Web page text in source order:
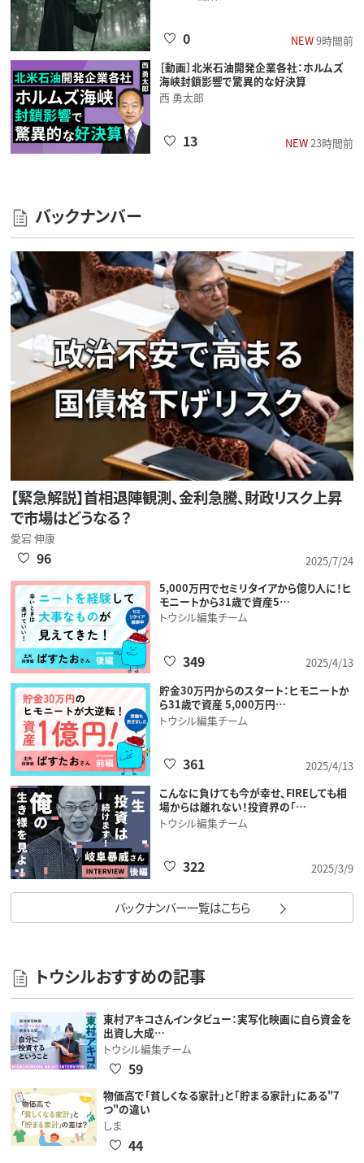
NEW9時間前
0
［動画］北米石油開発企業各社：ホルムズ
海峡封鎖影響で驚異的な好決算
西 勇太郎
NEW23時間前
13
バックナンバー
【緊急解説】首相退陣観測、金利急騰、財政リスク上昇
で市場はどうなる？
愛宕 伸康
2025/7/24
96
5,000万円でセミリタイアから億り人に！ヒ
モニートから31歳で資産5…
トウシル編集チーム
2025/4/13
349
貯金30万円からのスタート：ヒモニートか
ら31歳で資産 5,000万円…
トウシル編集チーム
2025/4/13
361
こんなに負けても今が幸せ、FIREしても相
場からは離れない！投資界の「…
トウシル編集チーム
2025/3/9
322
バックナンバー一覧はこちら
トウシルおすすめの記事
東村アキコさんインタビュー：実写化映画に自ら資金を
出資し大成…
トウシル編集チーム
59
物価高で「貧しくなる家計」と「貯まる家計」にある"7
つ"の違い
しま
44